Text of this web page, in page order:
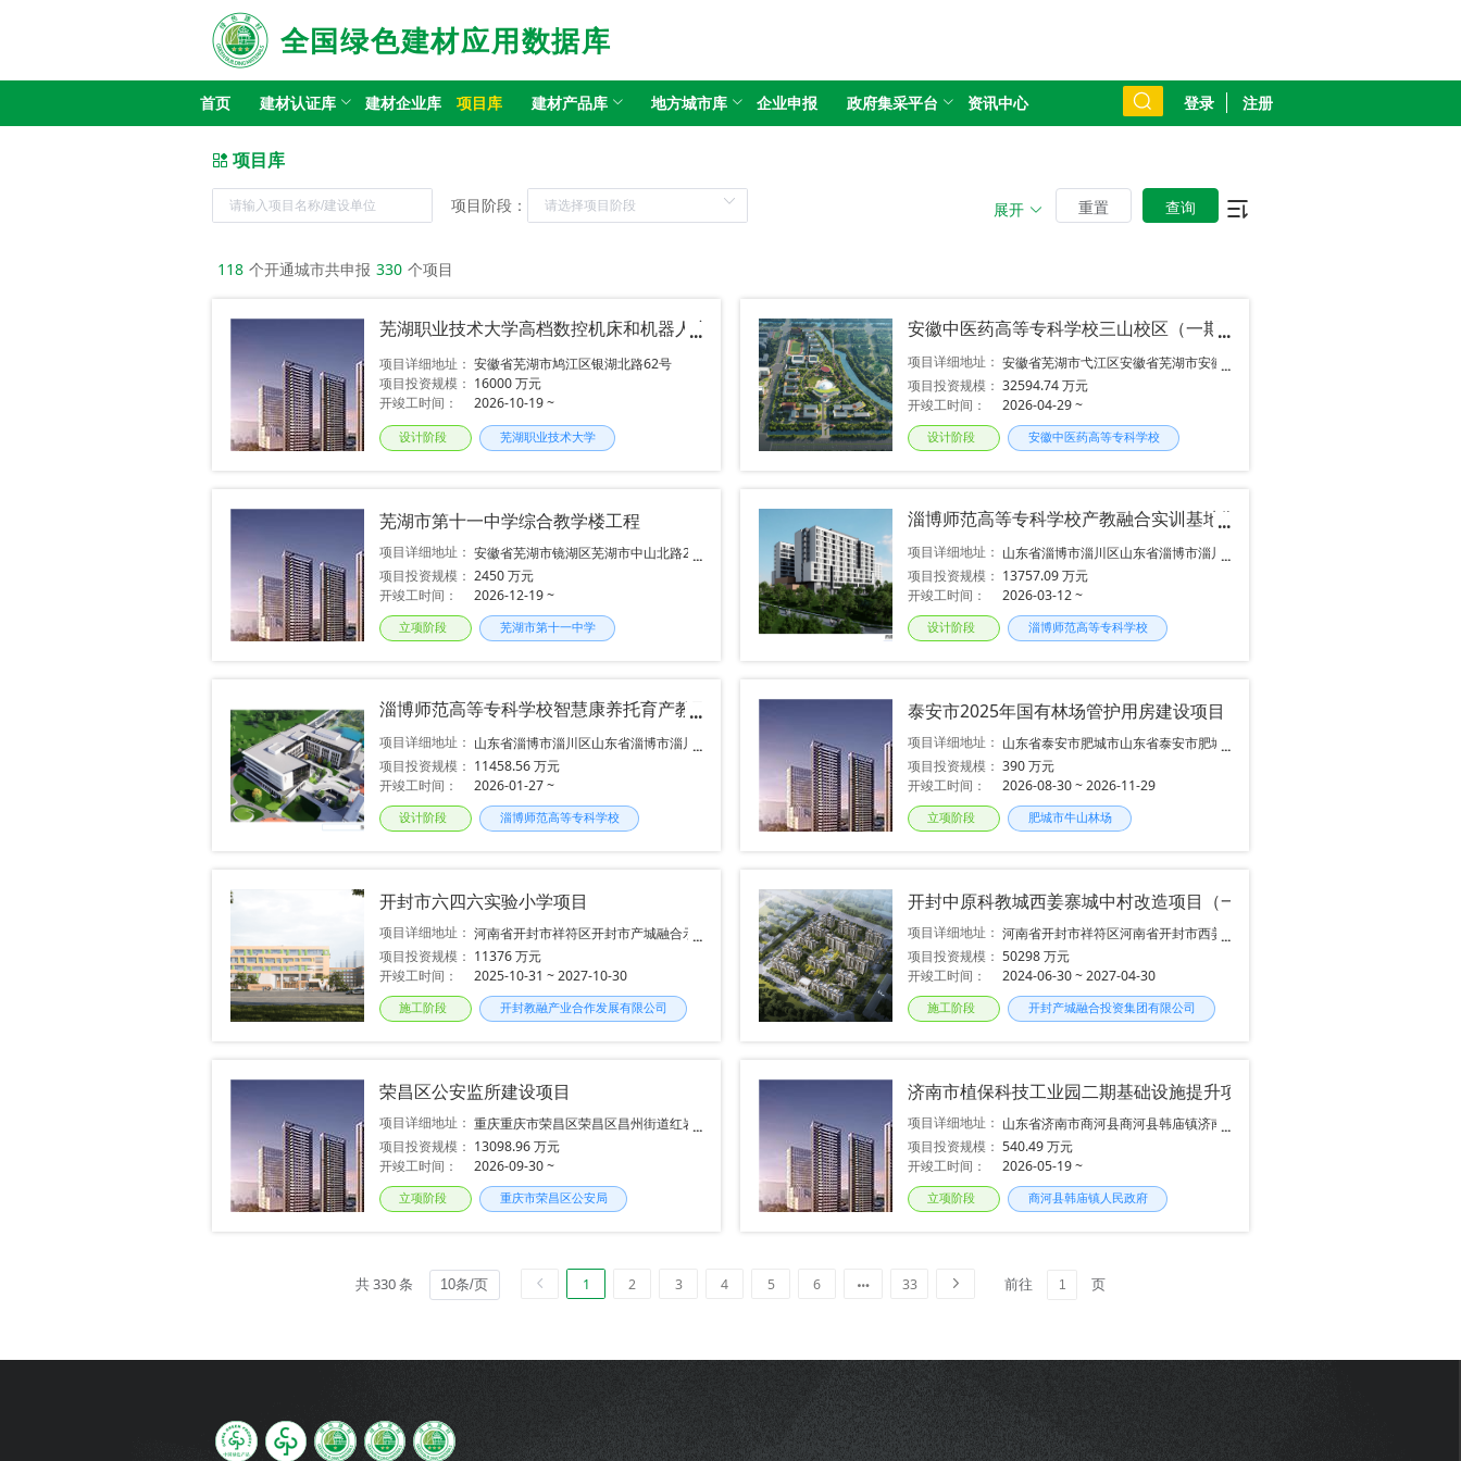
全国绿色建材应用数据库
首页 建材认证库 建材企业库 项目库 建材产品库 地方城市库 企业申报 政府集采平台 资讯中心 登录 注册
项目库
项目阶段： 展开 重置 查询
118 个开通城市共申报 330 个项目
芜湖职业技术大学高档数控机床和机器人产教融合实训基地项目
项目详细地址： 安徽省芜湖市鸠江区银湖北路62号
项目投资规模： 16000 万元
开竣工时间：
2026-10-19 ~
设计阶段 芜湖职业技术大学
安徽中医药高等专科学校三山校区（一期）工程EPC项目
项目详细地址： 安徽省芜湖市弋江区安徽省芜湖市安徽
中医药高专三山
项目投资规模： 32594.74 万元
开竣工时间：
2026-04-29 ~
设计阶段 安徽中医药高等专科学校
芜湖市第十一中学综合教学楼工程
项目详细地址： 安徽省芜湖市镜湖区芜湖市中山北路25
号
项目投资规模： 2450 万元
开竣工时间：
2026-12-19 ~
立项阶段 芜湖市第十一中学
淄博师范高等专科学校产教融合实训基地学生富建设项目女生公寓
项目详细地址： 山东省淄博市淄川区山东省淄博市淄川
区钟楼街道淄博师范高等专科学校北院
区
项目投资规模： 13757.09 万元
开竣工时间：
2026-03-12 ~
设计阶段 淄博师范高等专科学校
淄博师范高等专科学校智慧康养托育产教融合综合实训中心项目西楼
项目详细地址： 山东省淄博市淄川区山东省淄博市淄川
区钟楼街道淄博师范高等专科学校北院
区
项目投资规模： 11458.56 万元
开竣工时间：
2026-01-27 ~
设计阶段 淄博师范高等专科学校
泰安市2025年国有林场管护用房建设项目
项目详细地址： 山东省泰安市肥城市山东省泰安市肥城
市王瓜店街道办事处邓李付村北
项目投资规模： 390 万元
开竣工时间：
2026-08-30 ~ 2026-11-29
立项阶段 肥城市牛山林场
开封市六四六实验小学项目
项目详细地址： 河南省开封市祥符区开封市产城融合示
范区
项目投资规模： 11376 万元
开竣工时间：
2025-10-31 ~ 2027-10-30
施工阶段 开封教融产业合作发展有限公司
开封中原科教城西姜寨城中村改造项目（一期）
项目详细地址： 河南省开封市祥符区河南省开封市西姜
寨城中村
项目投资规模： 50298 万元
开竣工时间：
2024-06-30 ~ 2027-04-30
施工阶段 开封产城融合投资集团有限公司
荣昌区公安监所建设项目
项目详细地址： 重庆重庆市荣昌区荣昌区昌州街道红岩
坪村4社
项目投资规模： 13098.96 万元
开竣工时间：
2026-09-30 ~
立项阶段 重庆市荣昌区公安局
济南市植保科技工业园二期基础设施提升项目
项目详细地址： 山东省济南市商河县商河县韩庙镇济南
市植保科技工业园
项目投资规模： 540.49 万元
开竣工时间：
2026-05-19 ~
立项阶段 商河县韩庙镇人民政府
共 330 条 1 2 3 4 5 6 33 前往 页